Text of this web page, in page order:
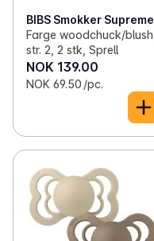
BIBS Smokker Supreme
Farge woodchuck/blush,
str. 2, 2 stk, Sprell
NOK 139.00
NOK 69.50 /pc.